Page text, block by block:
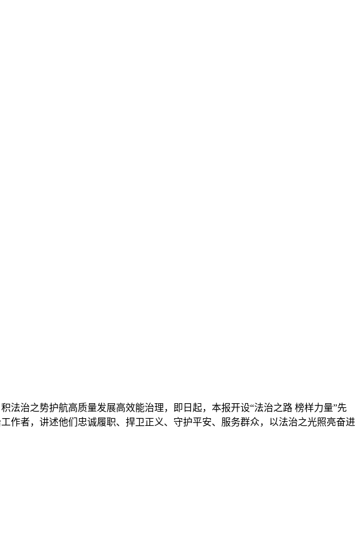
治之势护航高质量发展高效能治理，即日起，本报开设“法治之路 榜样力量”先
作者，讲述他们忠诚履职、捍卫正义、守护平安、服务群众，以法治之光照亮奋进